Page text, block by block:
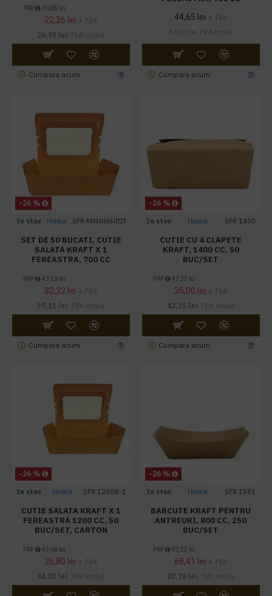
PRP 30,05 lei
22,26 lei + TVA
26,93 lei TVA inclus
Cumpara acum
44,65 lei + TVA
54,03 lei TVA inclus
Cumpara acum
-26 %
In stoc Horeca SFR-f4f4bfd60f2f
SET DE 50 BUCATI, CUTIE
SALATA KRAFT X 1
FEREASTRA, 700 CC
PRP 43,63 lei
32,32 lei + TVA
39,11 lei TVA inclus
Cumpara acum
-26 %
In stoc Horeca SFR 1400
CUTIE CU 4 CLAPETE
KRAFT, 1400 CC, 50
BUC/SET
PRP 47,25 lei
35,00 lei + TVA
42,35 lei TVA inclus
Cumpara acum
-26 %
In stoc Horeca SFR 1200B-2
CUTIE SALATA KRAFT X 1
FEREASTRA 1200 CC, 50
BUC/SET, CARTON
PRP 49,68 lei
36,80 lei + TVA
44,53 lei TVA inclus
-26 %
In stoc Horeca SFR 1381
BARCUTE KRAFT PENTRU
ANTREURI, 800 CC, 250
BUC/SET
PRP 92,35 lei
68,41 lei + TVA
82,78 lei TVA inclus